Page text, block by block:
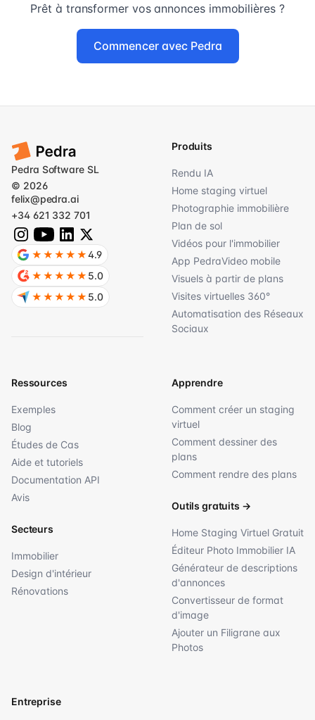
Prêt à transformer vos annonces immobilières ?
Commencer avec Pedra
Produits
Rendu IA
Home staging virtuel
Photographie immobilière
Plan de sol
Vidéos pour l'immobilier
App PedraVideo mobile
Visuels à partir de plans
Visites virtuelles 360°
Automatisation des Réseaux
Sociaux
Ressources
Exemples
Blog
Études de Cas
Aide et tutoriels
Documentation API
Avis
Secteurs
Immobilier
Design d'intérieur
Rénovations
Apprendre
Comment créer un staging
virtuel
Comment dessiner des
plans
Comment rendre des plans
Outils gratuits →
Home Staging Virtuel Gratuit
Éditeur Photo Immobilier IA
Générateur de descriptions
d'annonces
Convertisseur de format
d'image
Ajouter un Filigrane aux
Photos
Entreprise
Pedra Software SL
© 2026
felix@pedra.ai
+34 621 332 701
★★★★★4.9
★★★★★ 5.0
★★★★★ 5.0